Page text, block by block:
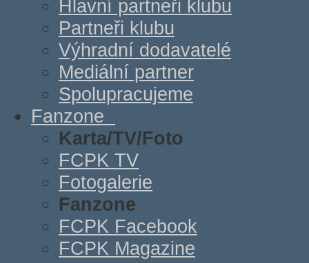
Hlavní partneři klubu
Partneři klubu
Výhradní dodavatelé
Mediální partner
Spolupracujeme
Fanzone
Karta/TV/Foto
FCPK TV
Fotogalerie
Fanzone
FCPK Facebook
FCPK Magazine